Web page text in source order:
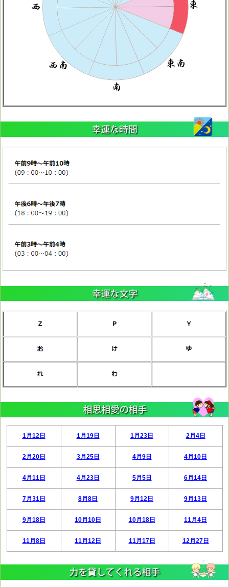
1月12日 1月19日 1月23日 2月4日
2月20日 3月25日 4月9日 4月10日
4月11日 4月23日 5月5日 6月14日
7月31日 8月8日 9月12日 9月13日
9月18日 10月10日 10月18日 11月4日
11月8日 11月12日 11月17日 12月27日